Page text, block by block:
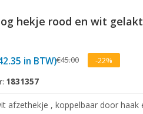
hekje rood en wit
€45.00
in BTW)
-22%
1831357
afzethekje , koppelbaar door haak